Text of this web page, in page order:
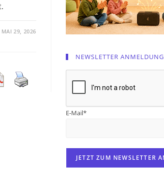
MAI 29, 2026
NEWSLETTER ANMELDUNG
E-Mail*